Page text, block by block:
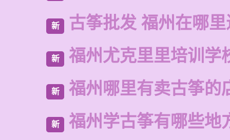
新 古筝批发 福州在哪
新 福州尤克里里培训学
新 福州哪里有卖古筝的
新 福州学古筝有哪些地